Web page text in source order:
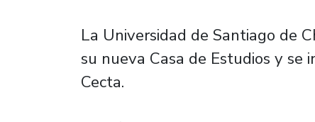
La Universidad de Santiago de
su nueva Casa de Estudios y
Cecta.